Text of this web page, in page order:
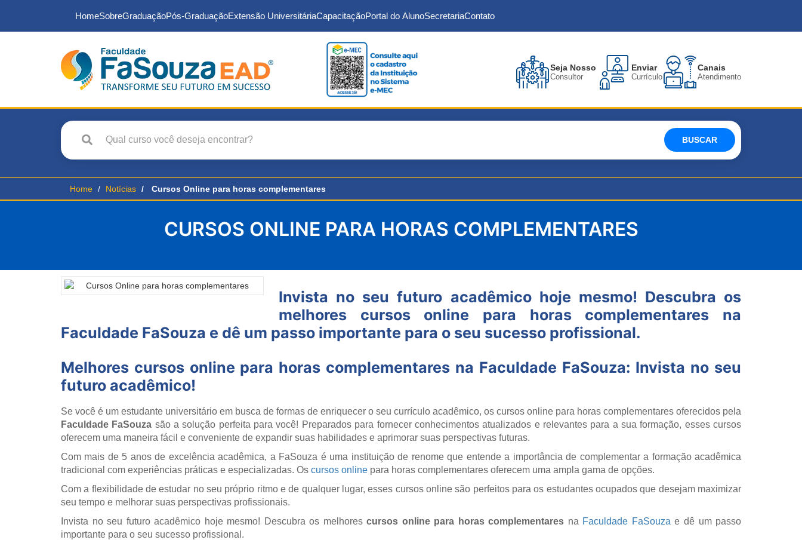
HomeSobreGraduaçãoPós-GraduaçãoExtensão UniversitáriaCapacitaçãoPortal do AlunoSecretariaContato
Seja Nosso
Consultor
Enviar
Currículo
Canais
Atendimento
BUSCAR
Home Notícias Cursos Online para horas complementares
CURSOS ONLINE PARA HORAS COMPLEMENTARES
Invista no seu futuro acadêmico hoje mesmo! Descubra os
melhores cursos online para horas complementares na
Faculdade FaSouza e dê um passo importante para o seu sucesso profissional.
Melhores cursos online para horas complementares na Faculdade FaSouza: Invista no seu
futuro acadêmico!
Se você é um estudante universitário em busca de formas de enriquecer o seu currículo acadêmico, os cursos online para horas complementares oferecidos pela
Faculdade FaSouza são a solução perfeita para você! Preparados para fornecer conhecimentos atualizados e relevantes para a sua formação, esses cursos
oferecem uma maneira fácil e conveniente de expandir suas habilidades e aprimorar suas perspectivas futuras.
Com mais de 5 anos de excelência acadêmica, a FaSouza é uma instituição de renome que entende a importância de complementar a formação acadêmica
tradicional com experiências práticas e especializadas. Os cursos online para horas complementares oferecem uma ampla gama de opções.
Com a flexibilidade de estudar no seu próprio ritmo e de qualquer lugar, esses cursos online são perfeitos para os estudantes ocupados que desejam maximizar
seu tempo e melhorar suas perspectivas profissionais.
Invista no seu futuro acadêmico hoje mesmo! Descubra os melhorescursos online para horas complementares na Faculdade FaSouza e dê um passo
importante para o seu sucesso profissional.